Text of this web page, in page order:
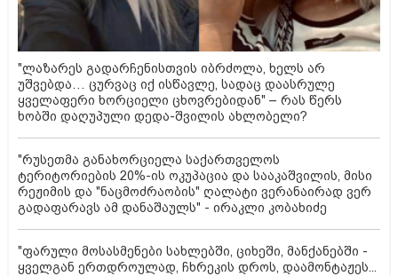
"ლაზარეს გადარჩენისთვის იბრძოლა, ხელს არ
უშვებდა… ცურვაც იქ ისწავლე, სადაც დაასრულე
ყველაფერი ხორციელი ცხოვრებიდან" – რას წერს
ხობში დაღუპული დედა-შვილის ახლობელი?
"რუსეთმა განახორციელა საქართველოს
ტერიტორიების 20%-ის ოკუპაცია და სააკაშვილის, მისი
რეჟიმის და "ნაცმოძრაობის" ღალატი ვერანაირად ვერ
გადაფარავს ამ დანაშაულს" - ირაკლი კობახიძე
"ფარული მოსასმენები სახლებში, ციხეში, მანქანებში -
ყველგან ერთდროულად, ჩხრეკის დროს, დაამონტაჟეს...